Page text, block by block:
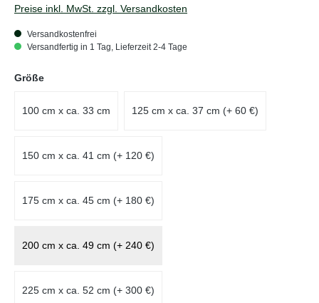
Preise inkl. MwSt. zzgl. Versandkosten
Versandkostenfrei
Versandfertig in 1 Tag, Lieferzeit 2-4 Tage
Größeauswählen
100 cm x ca. 33 cm 125 cm x ca. 37 cm (+ 60 €)
150 cm x ca. 41 cm (+ 120 €)
175 cm x ca. 45 cm (+ 180 €)
200 cm x ca. 49 cm (+ 240 €)
225 cm x ca. 52 cm (+ 300 €)